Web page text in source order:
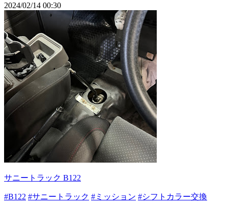
2024/02/14 00:30
サニートラック B122
#B122 #サニートラック #ミッション #シフトカラー交換